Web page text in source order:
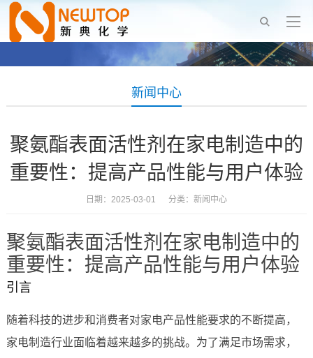
新闻中心
聚氨酯表面活性剂在家电制造中的
重要性：提高产品性能与用户体验
日期：2025-03-01 分类： 新闻中心
聚氨酯表面活性剂在家电制造中的
重要性：提高产品性能与用户体验
引言
随着科技的进步和消费者对家电产品性能要求的不断提高，
家电制造行业面临着越来越多的挑战。为了满足市场需求，